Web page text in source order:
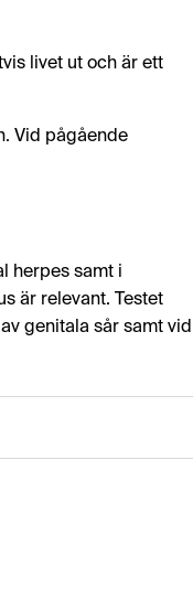
livet ut och är ett
Vid pågående
herpes samt i
är relevant. Testet
genitala sår samt vid